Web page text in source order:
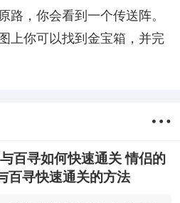
，你会看到一个传送阵。
上你可以找到金宝箱，并完
百寻如何快速通关 情侣的
百寻快速通关的方法